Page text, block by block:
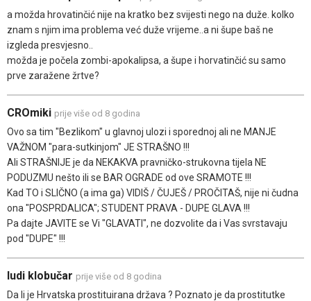
a možda hrovatinčić nije na kratko bez svijesti nego na duže. kolko
znam s njim ima problema već duže vrijeme..a ni šupe baš ne
izgleda presvjesno..
možda je počela zombi-apokalipsa, a šupe i horvatinčić su samo
prve zaražene žrtve?
CROmiki prije više od 8 godina
Ovo sa tim "Bezlikom" u glavnoj ulozi i sporednoj ali ne MANJE
VAŽNOM "para-sutkinjom" JE STRAŠNO !!!
Ali STRAŠNIJE je da NEKAKVA pravničko-strukovna tijela NE
PODUZMU nešto ili se BAR OGRADE od ove SRAMOTE !!!
Kad TO i SLIČNO (a ima ga) VIDIŠ / ČUJEŠ / PROČITAŠ, nije ni čudna
ona "POSPRDALICA"; STUDENT PRAVA - DUPE GLAVA !!!
Pa dajte JAVITE se Vi "GLAVATI", ne dozvolite da i Vas svrstavaju
pod "DUPE" !!!
ludi klobučar prije više od 8 godina
Da li je Hrvatska prostituirana država ? Poznato je da prostitutke